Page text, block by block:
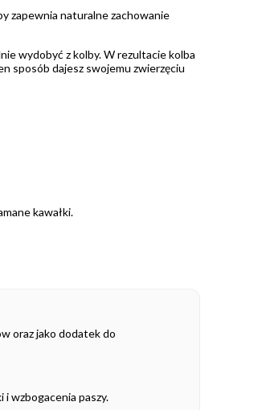
zapewnia naturalne zachowanie
wydobyć z kolby. W rezultacie kolba
sposób dajesz swojemu zwierzęciu
kawałki.
oraz jako dodatek do
wzbogacenia paszy.